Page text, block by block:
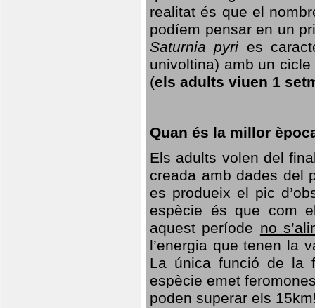
realitat és que el
podíem pensar en un
Saturnia pyri es
univoltina) amb un
(els adults viuen 1
Quan és la millor
Els adults volen del
creada amb dades del
es produeix el pic
espècie és que com
aquest període no
l’energia que tenen la
La única funció de la
espècie emet
poden superar els